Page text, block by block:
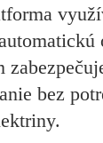
bez